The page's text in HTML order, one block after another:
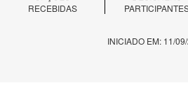
RECEBIDAS
INICIADO EM: 11/